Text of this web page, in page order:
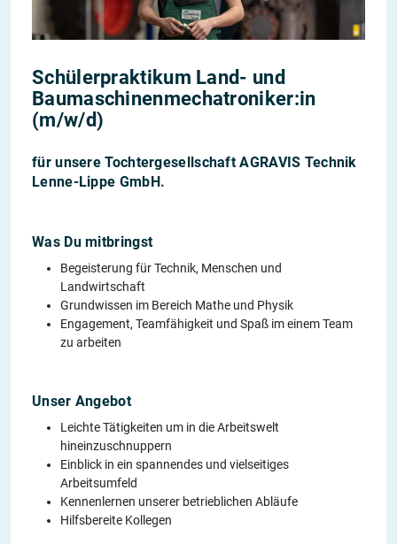
Schülerpraktikum Land- und
Baumaschinenmechatroniker:in
(m/w/d)
für unsere Tochtergesellschaft AGRAVIS Technik
Lenne-Lippe GmbH.
Was Du mitbringst
Begeisterung für Technik, Menschen und
Landwirtschaft
Grundwissen im Bereich Mathe und Physik
Engagement, Teamfähigkeit und Spaß im einem Team
zu arbeiten
Unser Angebot
Leichte Tätigkeiten um in die Arbeitswelt
hineinzuschnuppern
Einblick in ein spannendes und vielseitiges
Arbeitsumfeld
Kennenlernen unserer betrieblichen Abläufe
Hilfsbereite Kollegen